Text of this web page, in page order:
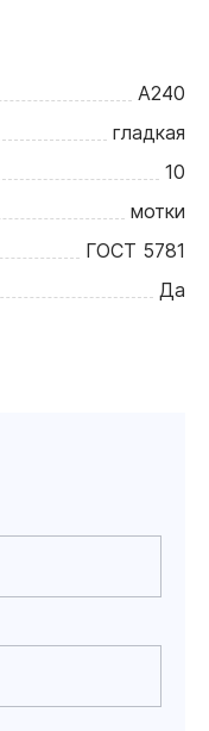
А240
гладкая
10
мотки
ГОСТ 5781
Да